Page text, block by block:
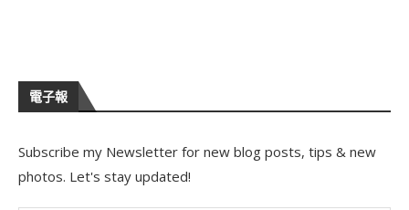
電子報
Subscribe my Newsletter for new blog posts, tips & new
photos. Let's stay updated!